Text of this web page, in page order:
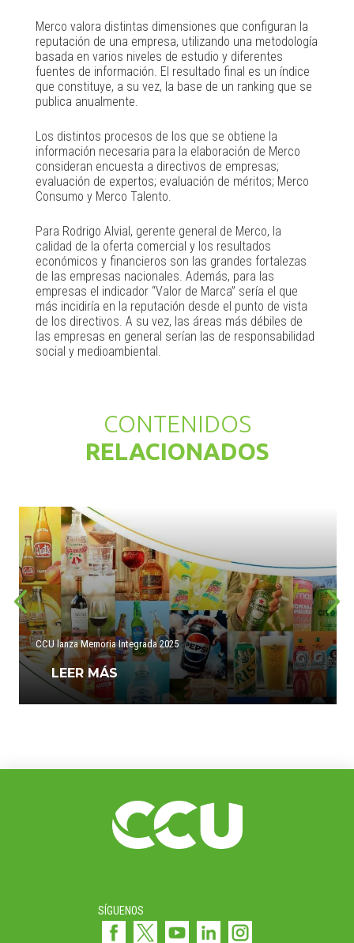
Merco valora distintas dimensiones que configuran la
reputación de una empresa, utilizando una metodología
basada en varios niveles de estudio y diferentes
fuentes de información. El resultado final es un índice
que constituye, a su vez, la base de un ranking que se
publica anualmente.
Los distintos procesos de los que se obtiene la
información necesaria para la elaboración de Merco
consideran encuesta a directivos de empresas;
evaluación de expertos; evaluación de méritos; Merco
Consumo y Merco Talento.
Para Rodrigo Alvial, gerente general de Merco, la
calidad de la oferta comercial y los resultados
económicos y financieros son las grandes fortalezas
de las empresas nacionales. Además, para las
empresas el indicador “Valor de Marca” sería el que
más incidiría en la reputación desde el punto de vista
de los directivos. A su vez, las áreas más débiles de
las empresas en general serían las de responsabilidad
social y medioambiental.
CONTENIDOS
RELACIONADOS
CCU lanza Memoria Integrada 2025
LEER MÁS
SÍGUENOS